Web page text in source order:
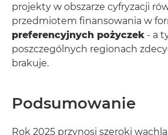
projekty w obszarze cyfryzacji
przedmiotem finansowania w
preferencyjnych pożyczek - a
poszczególnych regionach
brakuje.
Podsumowanie
Rok 2025 przynosi szeroki